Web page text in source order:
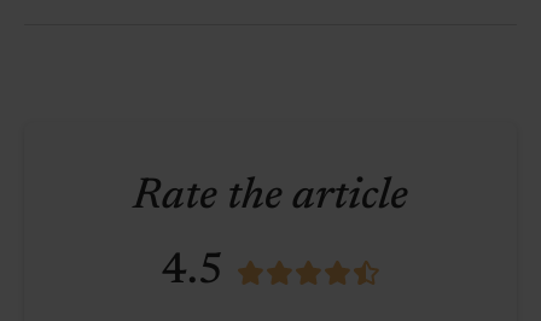
Rate the article
4.5